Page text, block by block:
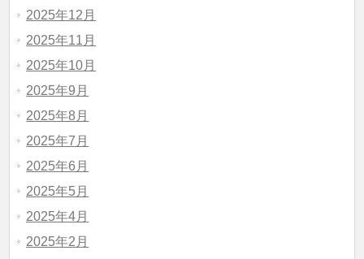
2025年12月
2025年11月
2025年10月
2025年9月
2025年8月
2025年7月
2025年6月
2025年5月
2025年4月
2025年2月